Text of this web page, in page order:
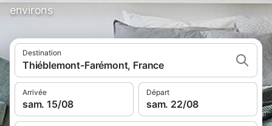
environs
Destination
Thiéblemont-Farémont, France
Arrivée
sam. 15/08
Départ
sam. 22/08